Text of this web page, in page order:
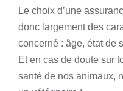
Le choix d’une
donc largement des
concerné : âge, état de
Et en cas de doute sur
santé de nos animaux,